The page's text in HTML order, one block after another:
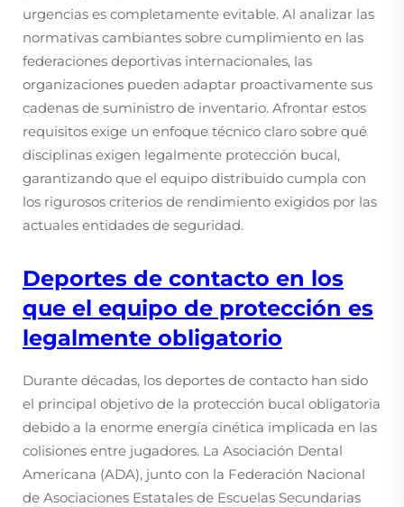
urgencias es completamente evitable. Al analizar las
normativas cambiantes sobre cumplimiento en las
federaciones deportivas internacionales, las
organizaciones pueden adaptar proactivamente sus
cadenas de suministro de inventario. Afrontar estos
requisitos exige un enfoque técnico claro sobre qué
disciplinas exigen legalmente protección bucal,
garantizando que el equipo distribuido cumpla con
los rigurosos criterios de rendimiento exigidos por las
actuales entidades de seguridad.
Deportes de contacto en los
que el equipo de protección es
legalmente obligatorio
Durante décadas, los deportes de contacto han sido
el principal objetivo de la protección bucal obligatoria
debido a la enorme energía cinética implicada en las
colisiones entre jugadores. La Asociación Dental
Americana (ADA), junto con la Federación Nacional
de Asociaciones Estatales de Escuelas Secundarias